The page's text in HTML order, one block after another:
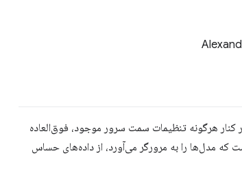
هرگونه تنظیمات سمت سرور موجود، فوق‌العاده
مدل‌ها را به مرورگر می‌آورد، از داده‌های حساس